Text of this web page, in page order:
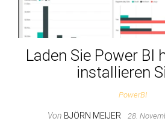
Laden Sie Power BI
installieren
PowerBI
Von BJÖRN MEIJER 28.